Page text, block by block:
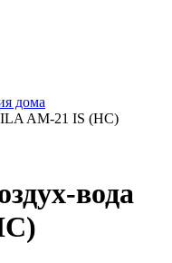
дома
AM-21 IS (НC)
вода